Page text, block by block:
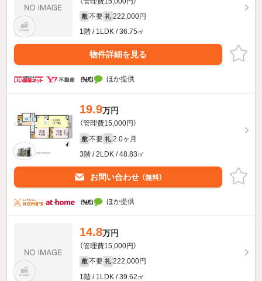
敷 不要 礼 222,000円
1階 / 1LDK / 36.75㎡
物件詳細を見る
ほか提供
19.9万円
（管理費15,000円）
敷 不要 礼 2.0ヶ月
3階 / 2LDK / 48.83㎡
お問い合わせ （無料）
ほか提供
14.8万円
（管理費15,000円）
敷 不要 礼 222,000円
1階 / 1LDK / 39.62㎡